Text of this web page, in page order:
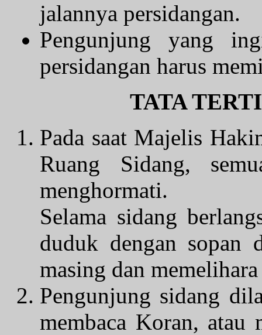
jalannya persidangan.
Pengunjung yang
persidangan harus
TATA
Pada saat Majelis
Ruang Sidang,
menghormati.
Selama sidang
duduk dengan sopan
masing dan
Pengunjung sidang
membaca Koran, atau